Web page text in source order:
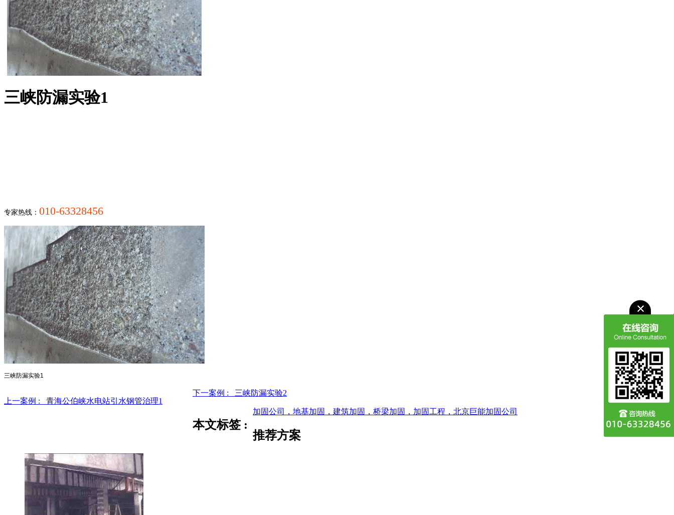
三峡防漏实验1
专家热线： 010-63328456
三峡防漏实验1
上一案例 : 青海公伯峡水电站引水钢管治理1
下一案例 : 三峡防漏实验2
本文标签 :
加固公司，地基加固，建筑加固，桥梁加固，加固工程，北京巨能加固公司
推荐方案